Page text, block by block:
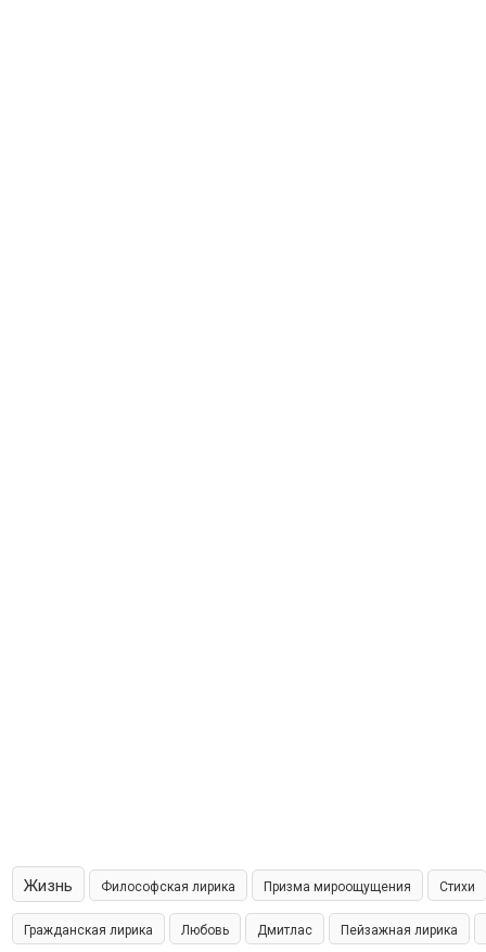
Жизнь Философская лирика Призма мироощущения Стихи
Гражданская лирика Любовь Дмитлас Пейзажная лирика